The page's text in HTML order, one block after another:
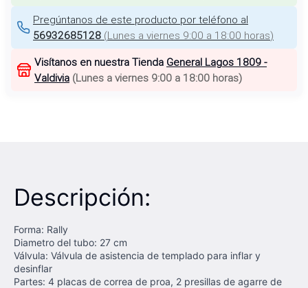
Pregúntanos de este producto por teléfono al
56932685128 (Lunes a viernes 9:00 a 18:00 horas)
Visítanos en nuestra Tienda General Lagos 1809 -
Valdivia (Lunes a viernes 9:00 a 18:00 horas)
Descripción:
Forma: Rally
Diametro del tubo: 27 cm
Válvula: Válvula de asistencia de templado para inflar y
desinflar
Partes: 4 placas de correa de proa, 2 presillas de agarre de